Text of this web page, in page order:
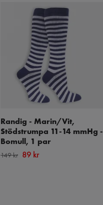
Randig - Marin/Vit,
Stödstrumpa 11-14 mmHg -
Bomull, 1 par
149 kr 89 kr